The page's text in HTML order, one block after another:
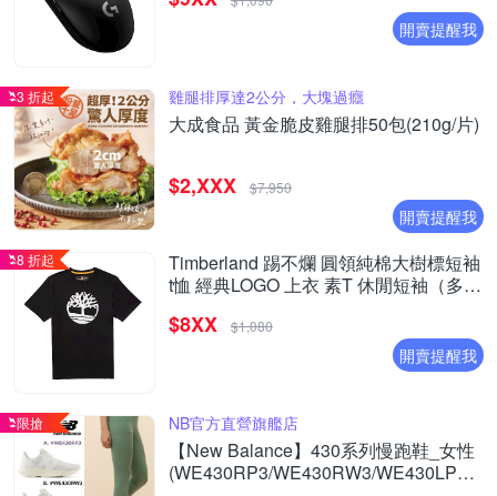
開賣提醒我
3 折起 雞腿排厚達2公分，大塊過癮
大成食品 黃金脆皮雞腿排50包(210g/片)
$2,XXX $7,950
開賣提醒我
8 折起
Timberland 踢不爛 圓領純棉大樹標短袖
t恤 經典LOGO 上衣 素T 休閒短袖（多色
$8XX $1,080
開賣提醒我
限搶 NB官方直營旗艦店
【New Balance】430系列慢跑鞋_女性
(WE430RP3/WE430RW3/WE430LP4/